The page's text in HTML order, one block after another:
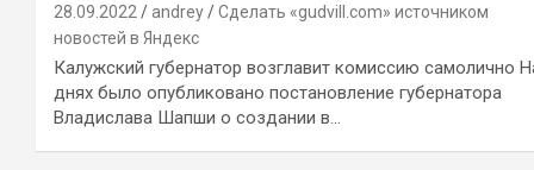
28.09.2022 andrey
Сделать «gudvill.com» источником
новостей в Яндекс
Калужский губернатор возглавит комиссию самолично
днях было опубликовано постановление губернатора
Владислава Шапши о создании в…